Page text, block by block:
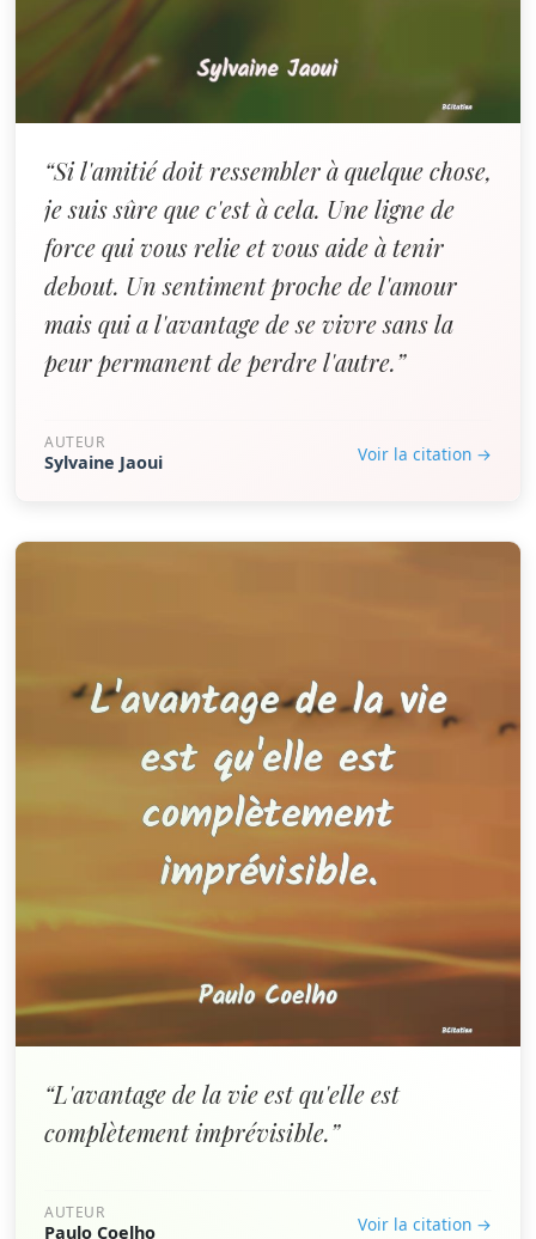
“Si l'amitié doit ressembler à quelque chose,
je suis sûre que c'est à cela. Une ligne de
force qui vous relie et vous aide à tenir
debout. Un sentiment proche de l'amour
mais qui a l'avantage de se vivre sans la
peur permanent de perdre l'autre.”
AUTEUR
Sylvaine Jaoui Voir la citation →
“L'avantage de la vie est qu'elle est
complètement imprévisible.”
AUTEUR
Paulo Coelho Voir la citation →